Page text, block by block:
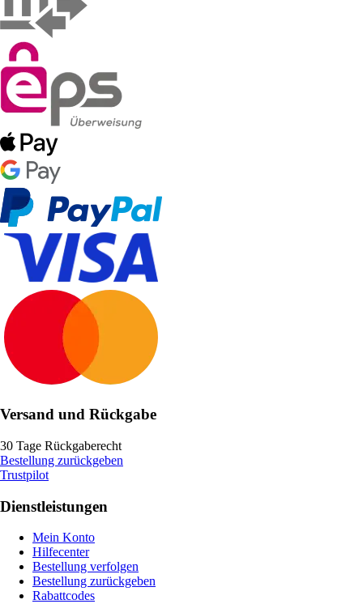
Versand und Rückgabe
30 Tage Rückgaberecht
Bestellung zurückgeben
Trustpilot
Dienstleistungen
Mein Konto
Hilfecenter
Bestellung verfolgen
Bestellung zurückgeben
Rabattcodes